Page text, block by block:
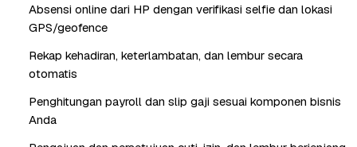
Absensi online dari HP dengan verifikasi selfie dan lokasi
GPS/geofence
Rekap kehadiran, keterlambatan, dan lembur secara
otomatis
Penghitungan payroll dan slip gaji sesuai komponen bisnis
Anda